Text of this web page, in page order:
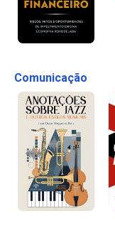
Comunicação